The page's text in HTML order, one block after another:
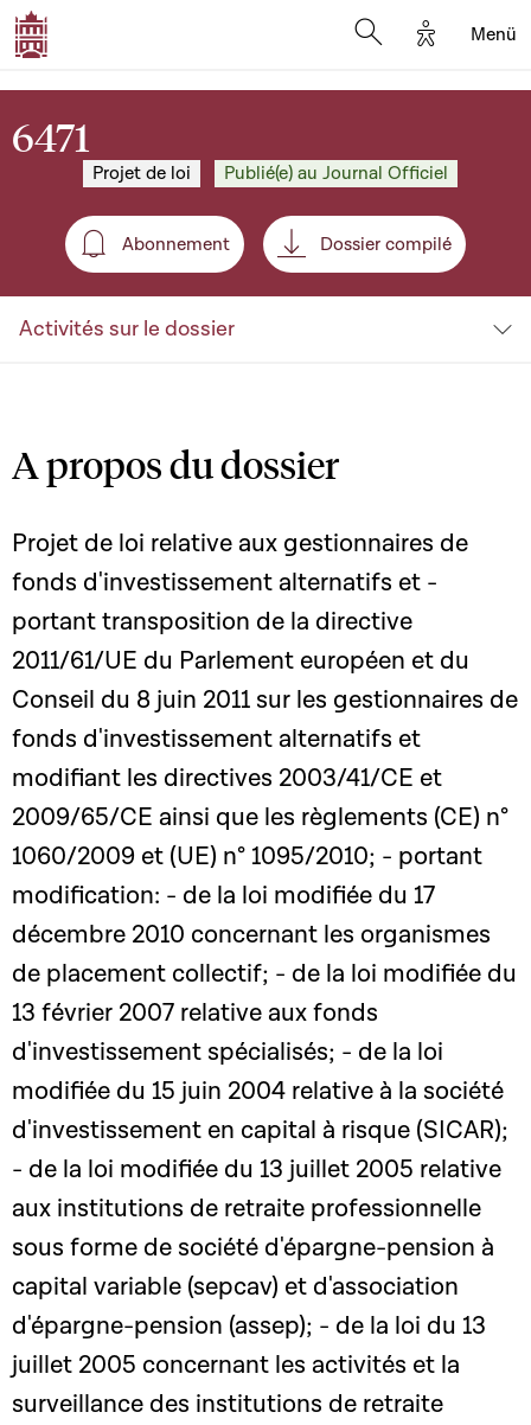
Options
Menü
6471
Projet de loi Publié(e) au Journal Officiel
Abonnement
Abonnement Dossier compilé
Activités sur le dossier
A propos du dossier
Projet de loi relative aux gestionnaires de
fonds d'investissement alternatifs et -
portant transposition de la directive
2011/61/UE du Parlement européen et du
Conseil du 8 juin 2011 sur les gestionnaires de
fonds d'investissement alternatifs et
modifiant les directives 2003/41/CE et
2009/65/CE ainsi que les règlements (CE) n°
1060/2009 et (UE) n° 1095/2010; - portant
modification: - de la loi modifiée du 17
décembre 2010 concernant les organismes
de placement collectif; - de la loi modifiée du
13 février 2007 relative aux fonds
d'investissement spécialisés; - de la loi
modifiée du 15 juin 2004 relative à la société
d'investissement en capital à risque (SICAR);
- de la loi modifiée du 13 juillet 2005 relative
aux institutions de retraite professionnelle
sous forme de société d'épargne-pension à
capital variable (sepcav) et d'association
d'épargne-pension (assep); - de la loi du 13
juillet 2005 concernant les activités et la
surveillance des institutions de retraite